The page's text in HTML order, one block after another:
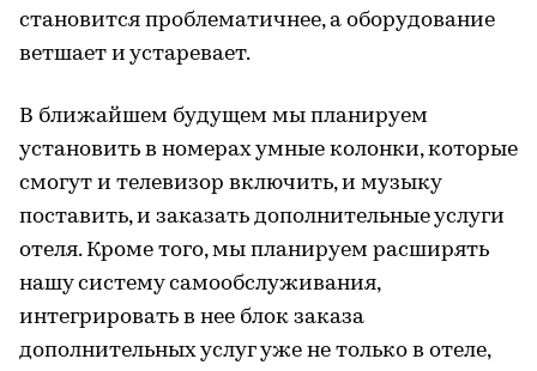
становится проблематичнее, а оборудование
ветшает и устаревает.
В ближайшем будущем мы планируем
установить в номерах умные колонки, которые
смогут и телевизор включить, и музыку
поставить, и заказать дополнительные услуги
отеля. Кроме того, мы планируем расширять
нашу систему самообслуживания,
интегрировать в нее блок заказа
дополнительных услуг уже не только в отеле,